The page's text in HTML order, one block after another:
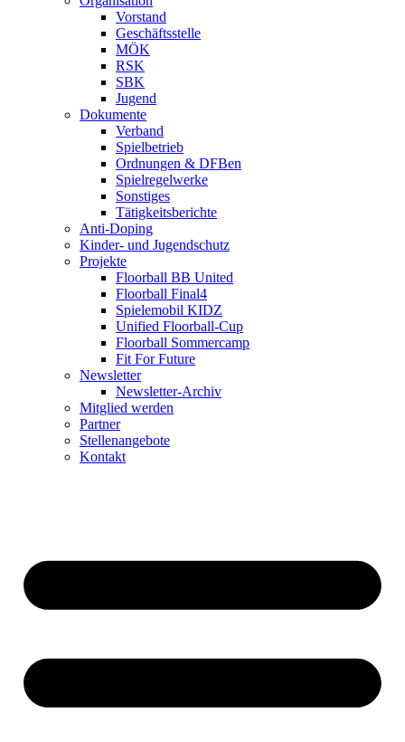
Vorstand
Geschäftsstelle
MÖK
RSK
SBK
Jugend
Dokumente
Verband
Spielbetrieb
Ordnungen & DFBen
Spielregelwerke
Sonstiges
Tätigkeitsberichte
Anti-Doping
Kinder- und Jugendschutz
Projekte
Floorball BB United
Floorball Final4
Spielemobil KIDZ
Unified Floorball-Cup
Floorball Sommercamp
Fit For Future
Newsletter
Newsletter-Archiv
Mitglied werden
Partner
Stellenangebote
Kontakt